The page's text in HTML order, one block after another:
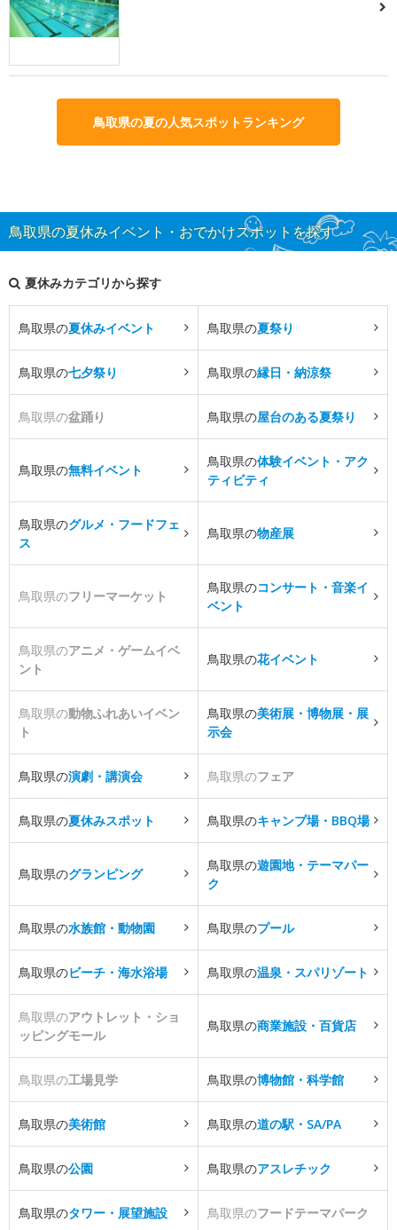
鳥取県の夏の人気スポットランキング
鳥取県の夏休みイベント・おでかけスポットを探す
夏休みカテゴリから探す
鳥取県の夏休みイベント 鳥取県の夏祭り
鳥取県の七夕祭り 鳥取県の縁日・納涼祭
鳥取県の盆踊り 鳥取県の屋台のある夏祭り
鳥取県の無料イベント
鳥取県の体験イベント・アク
ティビティ
鳥取県のグルメ・フードフェ
ス
鳥取県の物産展
鳥取県のフリーマーケット
鳥取県のコンサート・音楽イ
ベント
鳥取県のアニメ・ゲームイベ
ント
鳥取県の花イベント
鳥取県の動物ふれあいイベン
ト
鳥取県の美術展・博物展・展
示会
鳥取県の演劇・講演会 鳥取県のフェア
鳥取県の夏休みスポット 鳥取県のキャンプ場・BBQ場
鳥取県のグランピング
鳥取県の遊園地・テーマパー
ク
鳥取県の水族館・動物園 鳥取県のプール
鳥取県のビーチ・海水浴場 鳥取県の温泉・スパリゾート
鳥取県のアウトレット・ショ
ッピングモール
鳥取県の商業施設・百貨店
鳥取県の工場見学 鳥取県の博物館・科学館
鳥取県の美術館 鳥取県の道の駅・SA/PA
鳥取県の公園 鳥取県のアスレチック
鳥取県のタワー・展望施設 鳥取県のフードテーマパーク